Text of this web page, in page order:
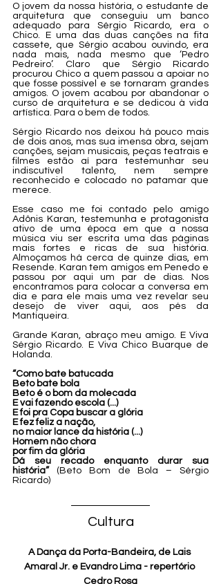
O jovem da nossa história, o estudante de
arquitetura que conseguiu um banco
adequado para Sérgio Ricardo, era o
Chico. E uma das duas canções na fita
cassete, que Sérgio acabou ouvindo, era
nada mais, nada mesmo que ‘Pedro
Pedreiro’. Claro que Sérgio Ricardo
procurou Chico a quem passou a apoiar no
que fosse possível e se tornaram grandes
amigos. O jovem acabou por abandonar o
curso de arquitetura e se dedicou à vida
artística. Para o bem de todos.
Sérgio Ricardo nos deixou há pouco mais
de dois anos, mas sua imensa obra, sejam
canções, sejam musicais, peças teatrais e
filmes estão aí para testemunhar seu
indiscutível talento, nem sempre
reconhecido e colocado no patamar que
merece.
Esse caso me foi contado pelo amigo
Adônis Karan, testemunha e protagonista
ativo de uma época em que a nossa
música viu ser escrita uma das páginas
mais fortes e ricas de sua história.
Almoçamos há cerca de quinze dias, em
Resende. Karan tem amigos em Penedo e
passou por aqui um par de dias. Nos
encontramos para colocar a conversa em
dia e para ele mais uma vez revelar seu
desejo de viver aqui, aos pés da
Mantiqueira.
Grande Karan, abraço meu amigo. E Viva
Sérgio Ricardo. E Viva Chico Buarque de
Holanda.
“Como bate batucada
Beto bate bola
Beto é o bom da molecada
E vai fazendo escola (...)
E foi pra Copa buscar a glória
E fez feliz a nação,
no maior lance da história (...)
Homem não chora
por fim da glória
Dá seu recado enquanto durar sua
história”
(Beto Bom de Bola – Sérgio
Ricardo)
Cultura
A Dança da Porta-Bandeira, de Lais
Amaral Jr. e Evandro Lima - repertório
Cedro Rosa